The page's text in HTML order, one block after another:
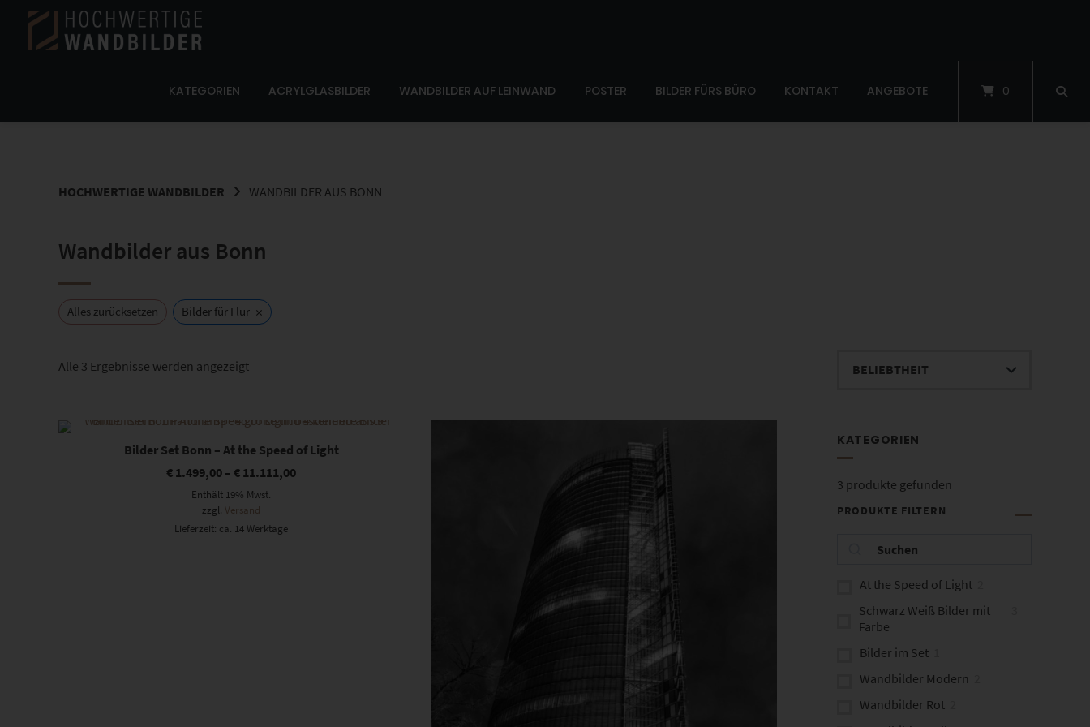
Springe
Inhalt
KATEGORIEN ACRYLGLASBILDER WANDBILDER AUF LEINWAND POSTER BILDER FÜRS BÜRO KONTAKT ANGEBOTE 0
HOCHWERTIGE WANDBILDER WANDBILDER AUS BONN
Wandbilder aus Bonn
Alles zurücksetzen Bilder für Flur ×
Alle 3 Ergebnisse werden angezeigtNach
Dieses Produkt weist mehrere Varianten auf. Die Optionen können auf der Produktseite gewählt werden
Bilder Set Bonn – At the Speed of Light
€ 1.499,00 –€ 11.111,00
Enthält 19% Mwst.
zzgl.Versand
Lieferzeit: ca. 14 Werktage
Dieses Produkt weist mehrere Varianten auf. Die Optionen können auf der Produktseite gewählt werden
KATEGORIEN
3 produkte gefunden
PRODUKTE FILTERN
At the Speed of Light
Schwarz Weiß Bilder mit
Farbe
Bilder im Set
Wandbilder Modern
Wandbilder Rot